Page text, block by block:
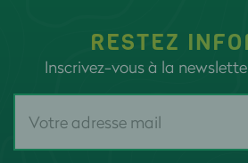
RESTEZ
Inscrivez-vous à la